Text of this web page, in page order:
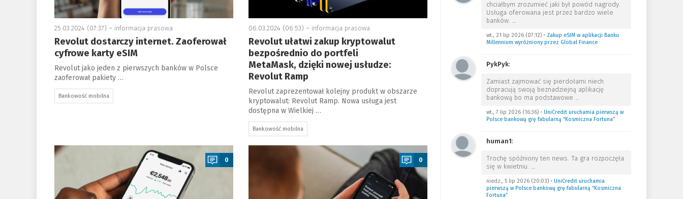
25.03.2024 (07:37) – informacja prasowa
Revolut dostarczy internet. Zaoferował
cyfrowe karty eSIM
Revolut jako jeden z pierwszych banków w Polsce
zaoferował pakiety …
Bankowość mobilna
06.03.2024 (06:53) – informacja prasowa
Revolut ułatwi zakup kryptowalut
bezpośrednio do portfeli
MetaMask, dzięki nowej usłudze:
Revolut Ramp
Revolut zaprezentował kolejny produkt w obszarze
kryptowalut: Revolut Ramp. Nowa usługa jest
dostępna w Wielkiej …
Bankowość mobilna
a
0
a
0
chciałbym zrozumieć jaki był powód nagrody.
Usługa oferowana jest przez bardzo wiele
banków. …
wt., 21 lip 2026 (07:12)• Zakup eSIM w aplikacji Banku
Millennium wyróżniony przez Global Finance
PykPyk:
Zamiast zajmować się pierdołami niech
dopracują swoją beznadziejną aplikację
bankową bo ma podstawowe …
wt., 7 lip 2026 (16:36)• UniCredit uruchamia pierwszą w
Polsce bankową grę fabularną “Kosmiczna Fortuna”
human1:
Trochę spóźniony ten news. Ta gra rozpoczęła
się w kwietniu. …
niedz., 5 lip 2026 (20:03)• UniCredit uruchamia
pierwszą w Polsce bankową grę fabularną “Kosmiczna
Fortuna”